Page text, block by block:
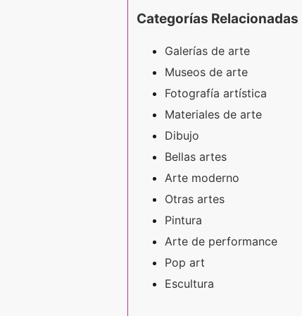
Categorías Relacionadas
Galerías de arte
Museos de arte
Fotografía artística
Materiales de arte
Dibujo
Bellas artes
Arte moderno
Otras artes
Pintura
Arte de performance
Pop art
Escultura